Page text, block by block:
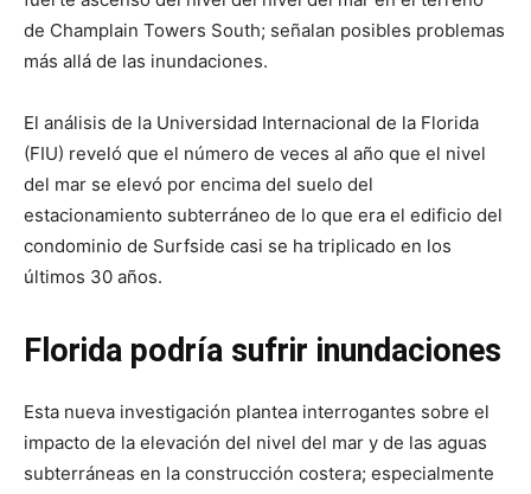
de Champlain Towers South; señalan posibles problemas
más allá de las inundaciones.
El análisis de la Universidad Internacional de la Florida
(FIU) reveló que el número de veces al año que el nivel
del mar se elevó por encima del suelo del
estacionamiento subterráneo de lo que era el edificio del
condominio de Surfside casi se ha triplicado en los
últimos 30 años.
Florida podría sufrir inundaciones
Esta nueva investigación plantea interrogantes sobre el
impacto de la elevación del nivel del mar y de las aguas
subterráneas en la construcción costera; especialmente